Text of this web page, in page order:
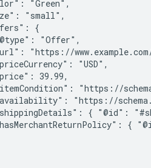
"Green",
"small",
{
"Offer",
"https://
"USD",
39.99,
"https://
"https://
{ "@id":
{